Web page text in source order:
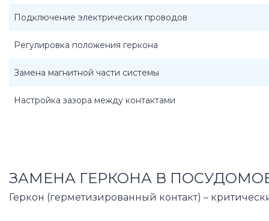
Подключение электрических проводов
Регулировка положения геркона
Замена магнитной части системы
Настройка зазора между контактами
ЗАМЕНА ГЕРКОНА В
Геркон (герметизированный контакт) –